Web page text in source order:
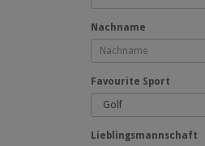
Nachname
Favourite Sport
Lieblingsmannschaft